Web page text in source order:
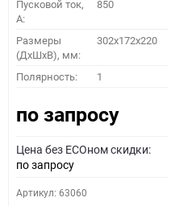
Пусковой ток,
A:
850
Размеры
(ДхШхВ), мм:
302x172x220
Полярность: 1
по запросу
Цена без ECOном скидки:
по запросу
Артикул: 63060